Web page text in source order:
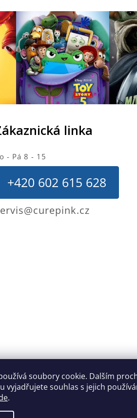
soubory cookie. Dalším
vyjadřujete souhlas s jejich
.
p
r
v
k
y
v
ý
p
i
u
linka
- Pá 8 - 15
+420 602 615 628
Dodání do 2 dnů od
objednání